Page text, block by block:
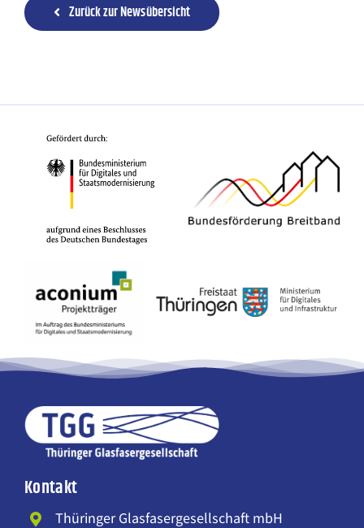
Zurück zur Newsübersicht
Kontakt
Thüringer Glasfasergesellschaft mbH